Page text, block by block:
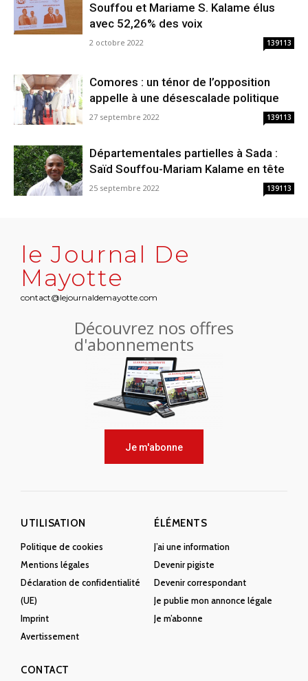
Souffou et Mariame S. Kalame élus
avec 52,26% des voix
2 octobre 2022 139113
Comores : un ténor de l’opposition
appelle à une désescalade politique
27 septembre 2022 139113
Départementales partielles à Sada :
Saïd Souffou-Mariam Kalame en tête
25 septembre 2022 139113
le Journal De
Mayotte
contact@lejournaldemayotte.com
Découvrez nos offres
d'abonnements
Je m'abonne
UTILISATION
Politique de cookies
Mentions légales
Déclaration de confidentialité
(UE)
Imprint
Avertissement
ÉLÉMENTS
J’ai une information
Devenir pigiste
Devenir correspondant
Je publie mon annonce légale
Je m’abonne
CONTACT